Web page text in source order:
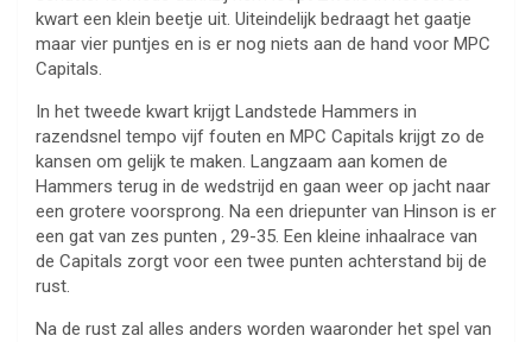
kwart een klein beetje uit. Uiteindelijk bedraagt het gaatje
maar vier puntjes en is er nog niets aan de hand voor MPC
Capitals.
In het tweede kwart krijgt Landstede Hammers in
razendsnel tempo vijf fouten en MPC Capitals krijgt zo de
kansen om gelijk te maken. Langzaam aan komen de
Hammers terug in de wedstrijd en gaan weer op jacht naar
een grotere voorsprong. Na een driepunter van Hinson is er
een gat van zes punten , 29-35. Een kleine inhaalrace van
de Capitals zorgt voor een twee punten achterstand bij de
rust.
Na de rust zal alles anders worden waaronder het spel van